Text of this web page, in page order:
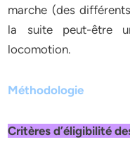
marche (des
la suite peut-être
locomotion.
Méthodologie
Critères d’éligibilité